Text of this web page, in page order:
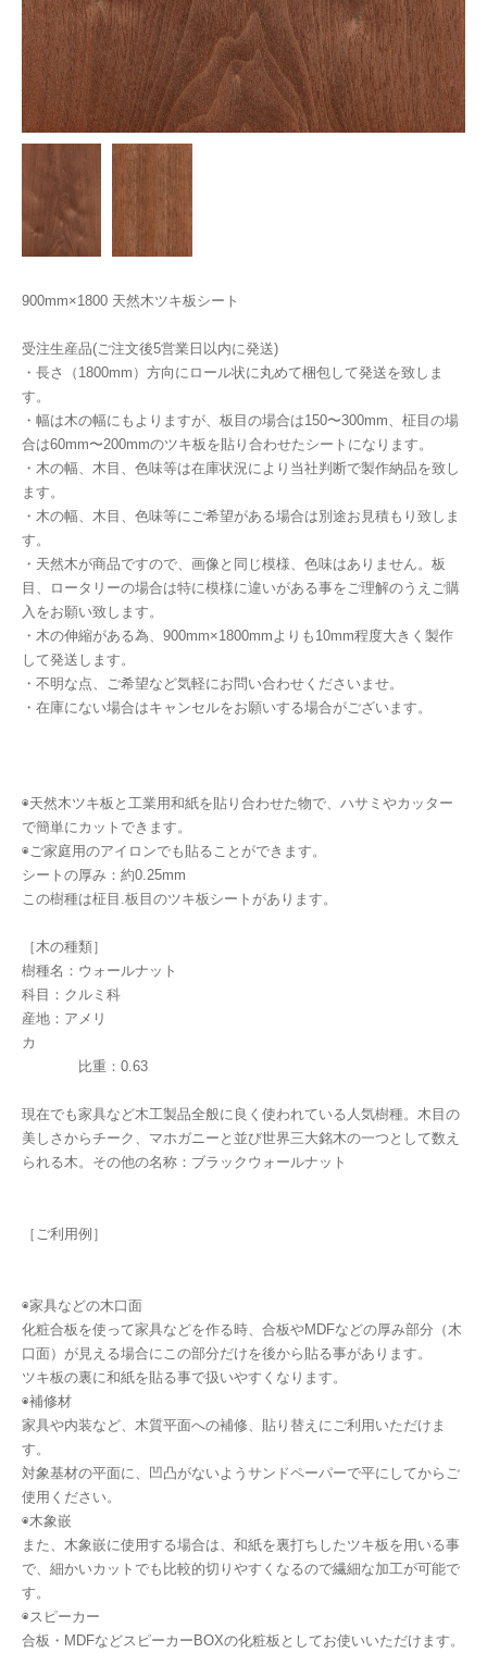
900mm×1800 天然木ツキ板シート
受注生産品(ご注文後5営業日以内に発送)
・長さ（1800mm）方向にロール状に丸めて梱包して発送を致しま
す。
・幅は木の幅にもよりますが、板目の場合は150〜300mm、柾目の場
合は60mm〜200mmのツキ板を貼り合わせたシートになります。
・木の幅、木目、色味等は在庫状況により当社判断で製作納品を致し
ます。
・木の幅、木目、色味等にご希望がある場合は別途お見積もり致しま
す。
・天然木が商品ですので、画像と同じ模様、色味はありません。板
目、ロータリーの場合は特に模様に違いがある事をご理解のうえご購
入をお願い致します。
・木の伸縮がある為、900mm×1800mmよりも10mm程度大きく製作
して発送します。
・不明な点、ご希望など気軽にお問い合わせくださいませ。
・在庫にない場合はキャンセルをお願いする場合がございます。
◉天然木ツキ板と工業用和紙を貼り合わせた物で、ハサミやカッター
で簡単にカットできます。
◉ご家庭用のアイロンでも貼ることができます。
シートの厚み：約0.25mm
この樹種は柾目.板目のツキ板シートがあります。
［木の種類］
樹種名：ウォールナット
科目：クルミ科
産地：アメリ
カ
比重：0.63
現在でも家具など木工製品全般に良く使われている人気樹種。木目の
美しさからチーク、マホガニーと並び世界三大銘木の一つとして数え
られる木。その他の名称：ブラックウォールナット
［ご利用例］
◉家具などの木口面
化粧合板を使って家具などを作る時、合板やMDFなどの厚み部分（木
口面）が見える場合にこの部分だけを後から貼る事があります。
ツキ板の裏に和紙を貼る事で扱いやすくなります。
◉補修材
家具や内装など、木質平面への補修、貼り替えにご利用いただけま
す。
対象基材の平面に、凹凸がないようサンドペーパーで平にしてからご
使用ください。
◉木象嵌
また、木象嵌に使用する場合は、和紙を裏打ちしたツキ板を用いる事
で、細かいカットでも比較的切りやすくなるので繊細な加工が可能で
す。
◉スピーカー
合板・MDFなどスピーカーBOXの化粧板としてお使いいただけます。